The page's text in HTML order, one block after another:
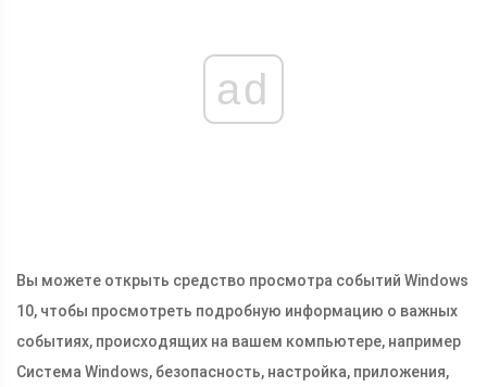
ad
Вы можете открыть средство просмотра событий Windows
10, чтобы просмотреть подробную информацию о важных
событиях, происходящих на вашем компьютере, например
Система Windows, безопасность, настройка, приложения,